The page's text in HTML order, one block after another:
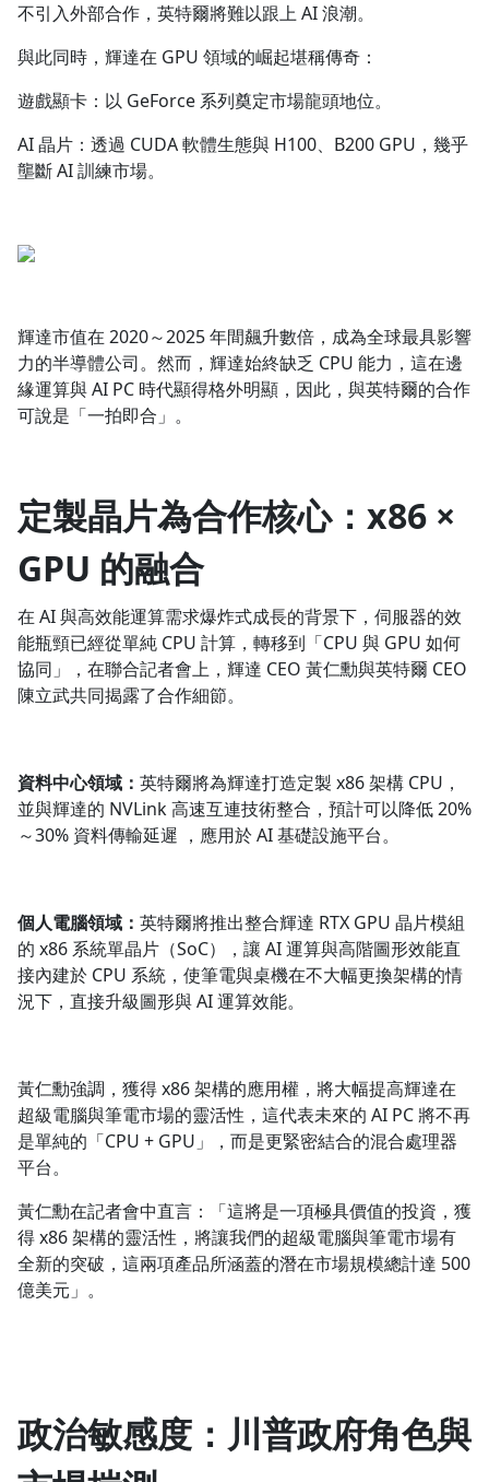
不引入外部合作，英特爾將難以跟上 AI 浪潮。
與此同時，輝達在 GPU 領域的崛起堪稱傳奇：
遊戲顯卡：以 GeForce 系列奠定市場龍頭地位。
AI 晶片：透過 CUDA 軟體生態與 H100、B200 GPU，幾乎
壟斷 AI 訓練市場。
輝達市值在 2020～2025 年間飆升數倍，成為全球最具影響
力的半導體公司。然而，輝達始終缺乏 CPU 能力，這在邊
緣運算與 AI PC 時代顯得格外明顯，因此，與英特爾的合作
可說是「一拍即合」。
定製晶片為合作核心：x86 ×
GPU 的融合
在 AI 與高效能運算需求爆炸式成長的背景下，伺服器的效
能瓶頸已經從單純 CPU 計算，轉移到「CPU 與 GPU 如何
協同」，在聯合記者會上，輝達 CEO 黃仁勳與英特爾 CEO
陳立武共同揭露了合作細節。
資料中心領域： 英特爾將為輝達打造定製 x86 架構 CPU，
並與輝達的 NVLink 高速互連技術整合，預計可以降低 20%
～30% 資料傳輸延遲 ，應用於 AI 基礎設施平台。
個人電腦領域： 英特爾將推出整合輝達 RTX GPU 晶片模組
的 x86 系統單晶片（SoC），讓 AI 運算與高階圖形效能直
接內建於 CPU 系統，使筆電與桌機在不大幅更換架構的情
況下，直接升級圖形與 AI 運算效能。
黃仁勳強調，獲得 x86 架構的應用權，將大幅提高輝達在
超級電腦與筆電市場的靈活性，這代表未來的 AI PC 將不再
是單純的「CPU + GPU」，而是更緊密結合的混合處理器
平台。
黃仁勳在記者會中直言：「這將是一項極具價值的投資，獲
得 x86 架構的靈活性，將讓我們的超級電腦與筆電市場有
全新的突破，這兩項產品所涵蓋的潛在市場規模總計達 500
億美元」。
政治敏感度：川普政府角色與